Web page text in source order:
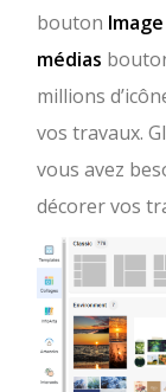
bouton Image
médias
millions
vos travaux.
vous avez
décorer vos